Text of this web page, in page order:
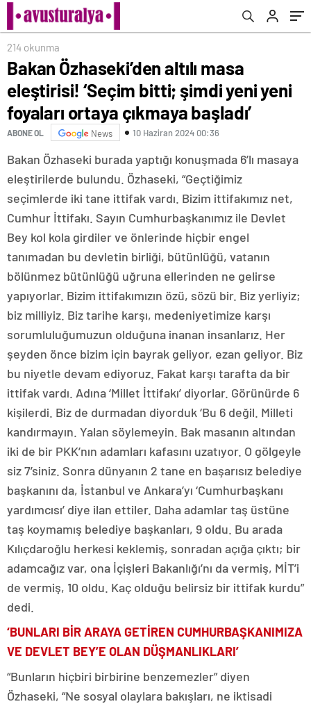
çıkmaya başladı’
214 okunma
Bakan Özhaseki’den altılı masa
eleştirisi! ‘Seçim bitti; şimdi yeni yeni
foyaları ortaya çıkmaya başladı’
ABONE OL News 10 Haziran 2024 00:36
Bakan Özhaseki burada yaptığı konuşmada 6’lı masaya
eleştirilerde bulundu. Özhaseki, “Geçtiğimiz
seçimlerde iki tane ittifak vardı. Bizim ittifakımız net,
Cumhur İttifakı. Sayın Cumhurbaşkanımız ile Devlet
Bey kol kola girdiler ve önlerinde hiçbir engel
tanımadan bu devletin birliği, bütünlüğü, vatanın
bölünmez bütünlüğü uğruna ellerinden ne gelirse
yapıyorlar. Bizim ittifakımızın özü, sözü bir. Biz yerliyiz;
biz milliyiz. Biz tarihe karşı, medeniyetimize karşı
sorumluluğumuzun olduğuna inanan insanlarız. Her
şeyden önce bizim için bayrak geliyor, ezan geliyor. Biz
bu niyetle devam ediyoruz. Fakat karşı tarafta da bir
ittifak vardı. Adına ‘Millet İttifakı’ diyorlar. Görünürde 6
kişilerdi. Biz de durmadan diyorduk ‘Bu 6 değil. Milleti
kandırmayın. Yalan söylemeyin. Bak masanın altından
iki de bir PKK’nın adamları kafasını uzatıyor. O gölgeyle
siz 7’siniz. Sonra dünyanın 2 tane en başarısız belediye
başkanını da, İstanbul ve Ankara’yı ‘Cumhurbaşkanı
yardımcısı’ diye ilan ettiler. Daha adamlar taş üstüne
taş koymamış belediye başkanları, 9 oldu. Bu arada
Kılıçdaroğlu herkesi keklemiş, sonradan açığa çıktı; bir
adamcağız var, ona İçişleri Bakanlığı’nı da vermiş, MİT’i
de vermiş, 10 oldu. Kaç olduğu belirsiz bir ittifak kurdu”
dedi.
‘BUNLARI BİR ARAYA GETİREN CUMHURBAŞKANIMIZA
VE DEVLET BEY’E OLAN DÜŞMANLIKLARI’
“Bunların hiçbiri birbirine benzemezler” diyen
Özhaseki, “Ne sosyal olaylara bakışları, ne iktisadi